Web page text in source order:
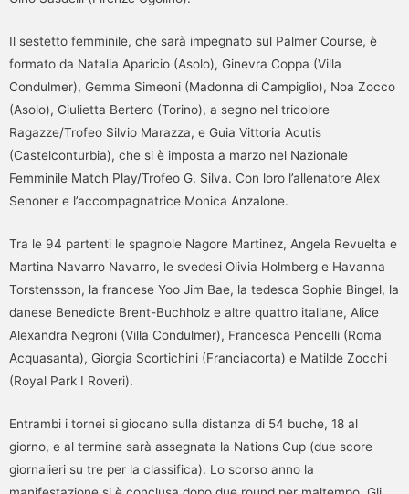
Il sestetto femminile, che sarà impegnato sul Palmer Course, è
formato da Natalia Aparicio (Asolo), Ginevra Coppa (Villa
Condulmer), Gemma Simeoni (Madonna di Campiglio), Noa Zocco
(Asolo), Giulietta Bertero (Torino), a segno nel tricolore
Ragazze/Trofeo Silvio Marazza, e Guia Vittoria Acutis
(Castelconturbia), che si è imposta a marzo nel Nazionale
Femminile Match Play/Trofeo G. Silva. Con loro l’allenatore Alex
Senoner e l’accompagnatrice Monica Anzalone.
Tra le 94 partenti le spagnole Nagore Martinez, Angela Revuelta e
Martina Navarro Navarro, le svedesi Olivia Holmberg e Havanna
Torstensson, la francese Yoo Jim Bae, la tedesca Sophie Bingel, la
danese Benedicte Brent-Buchholz e altre quattro italiane, Alice
Alexandra Negroni (Villa Condulmer), Francesca Pencelli (Roma
Acquasanta), Giorgia Scortichini (Franciacorta) e Matilde Zocchi
(Royal Park I Roveri).
Entrambi i tornei si giocano sulla distanza di 54 buche, 18 al
giorno, e al termine sarà assegnata la Nations Cup (due score
giornalieri su tre per la classifica). Lo scorso anno la